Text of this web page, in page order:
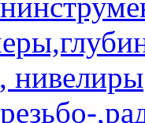
нивелиры